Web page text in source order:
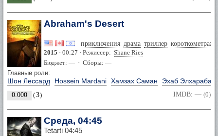
Abraham's Desert
приключения драма триллер
2015 · 00:27 · Режиссер: Shane Ries
Бюджет: — · Сборы: —
Главные роли:
Шон Лессард Hossein Mardani Хамзах Саман Эхаб
0.000 (3) IMDB: — (0)
Среда, 04:45
Tetarti 04:45